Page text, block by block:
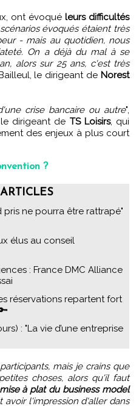
ont évoqué leurs difficultés
évoqués étaient très
- mais au quotidien, nous
On a déjà du mal à se
alors sur 25 ans, c'est très
le dirigeant de Norest
crise bancaire ou autre",
dirigeant de TS Loisirs, qui
des enjeux à plus court
?
pris ne pourra être rattrapé"
élus au conseil
: France DMC Alliance
réservations repartent fort
: "La vie d’une entreprise
choses, alors qu'il faut
à plat du business model
avoir l'impression d'aller dans